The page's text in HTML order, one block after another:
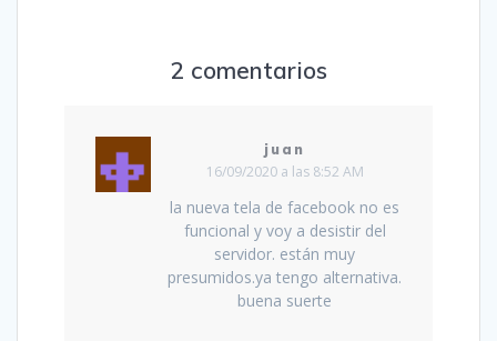
2 comentarios
juan
16/09/2020 a las 8:52 AM
la nueva tela de facebook no es
funcional y voy a desistir del
servidor. están muy
presumidos.ya tengo alternativa.
buena suerte